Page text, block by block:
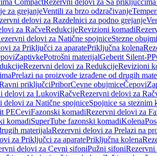
CompactRezervni delovi za Sa
za grejanjeVentili za brzo odzračivanje
delovi za Razdelnici za podno grejanje
za RačveRedukcijeRevizioni komadi
delovi za Natične spojniceStezne
za Priključci za aparatePriključna kolena
ZaptivkePotrošni materijalGeberit Silent-PP
Rezervni delovi za RedukcijeRevizioni
Prelazi na proizvode izrađene od drugih
priključciPriborCevne obujmiceČepovi
delovi za LukoviRačveRezervni delovi za
delovi za Natične spojniceSpojnice sa steznim
PECeviFazonski komadiRezervni delovi za
komadiSuperTube fazonski komadiKolena
materijalaRezervni delovi za Prelazi na
za Priključci za aparatePriključna kolena
delovi za Cevni sifoniPužni sifoniRezervni